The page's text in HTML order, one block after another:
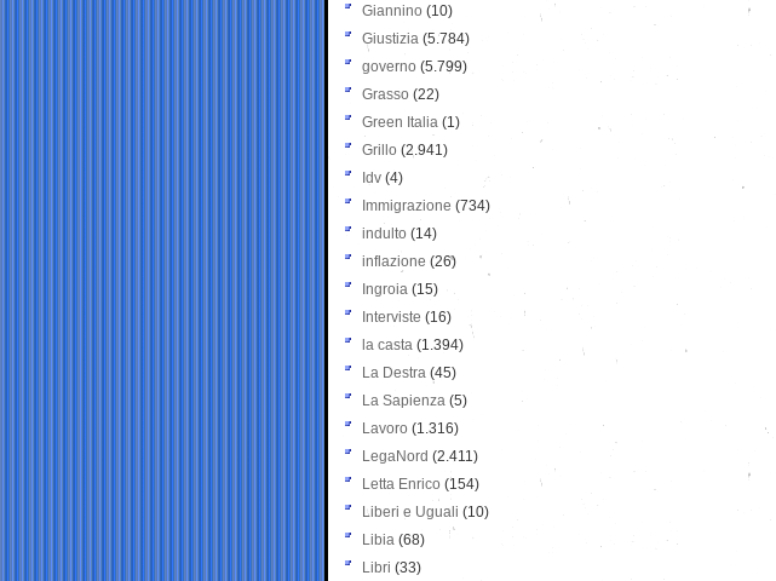
Giannino (10)
Giustizia (5.784)
governo (5.799)
Grasso (22)
Green Italia (1)
Grillo (2.941)
Idv (4)
Immigrazione (734)
indulto (14)
inflazione (26)
Ingroia (15)
Interviste (16)
la casta (1.394)
La Destra (45)
La Sapienza (5)
Lavoro (1.316)
LegaNord (2.411)
Letta Enrico (154)
Liberi e Uguali (10)
Libia (68)
Libri (33)